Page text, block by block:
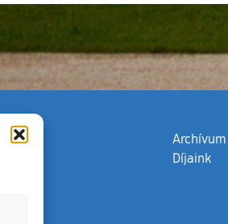
Archívum
Díjaink